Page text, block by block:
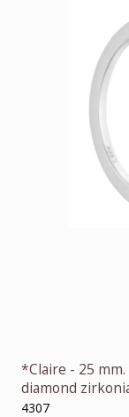
*Claire - 25
diamond
4307